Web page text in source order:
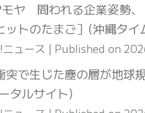
モヤ 問われる企業姿勢
ットのたまご］(沖縄タイ
ュース Published on
突で生じた塵の層が地球
タルサイト)